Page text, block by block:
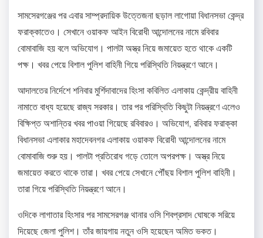
সামসেরগঞ্জের পর এবার সাম্প্রদায়িক উত্তেজনা ছড়াল লাগোয়া বিধানসভা কেন্দ্র
ফরাক্কাতেও। সেখানে ওয়াকফ আইন বিরোধী আন্দোলনের নামে রবিবার
বোমাবাজি হয় বলে অভিযোগ। পালটা অস্ত্র নিয়ে জমায়েত হতে থাকে একটি
পক্ষ। খবর পেয়ে বিশাল পুলিশ বাহিনী গিয়ে পরিস্থিতি নিয়ন্ত্রণে আনে।
আদালতের নির্দেশে শনিবার মুর্শিদাবাদের হিংসা কবিলিত এলাকায় কেন্দ্রীয় বাহিনী
নামাতে বাধ্য হয়েছে রাজ্য সরকার। তার পর পরিস্থিতি কিছুটা নিয়ন্ত্রণে এলেও
বিক্ষিপ্ত অশান্তির খবর পাওয়া গিয়েছে রবিবারও। অভিযোগ, রবিবার ফরাক্কা
বিধানসভা এলাকার মহাদেবনগর এলাকায় ওয়াকফ বিরোধী আন্দোলনের নামে
বোমাবাজি শুরু হয়। পালটা প্রতিরোধ গড়ে তোলে অপরপক্ষ। অস্ত্র নিয়ে
জমায়েত করতে থাকে তারা। খবর পেয়ে সেখানে পৌঁছয় বিশাল পুলিশ বাহিনী।
তারা গিয়ে পরিস্থিতি নিয়ন্ত্রণে আনে।
ওদিকে লাগাতার হিংসার পর সামসেরগঞ্জ থানার ওসি শিবপ্রসাদ ঘোষকে সরিয়ে
দিয়েছে জেলা পুলিশ। তাঁর জায়গায় নতুন ওসি হয়েছেন অমিত ভকত।